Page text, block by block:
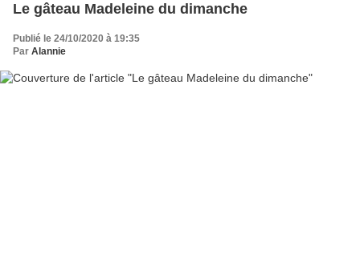
Le gâteau Madeleine du dimanche
Publié le 24/10/2020 à 19:35
Par Alannie